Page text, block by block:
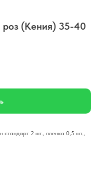
роз (Кения) 35-40
стандарт 2 шт., пленка 0,5 шт.,